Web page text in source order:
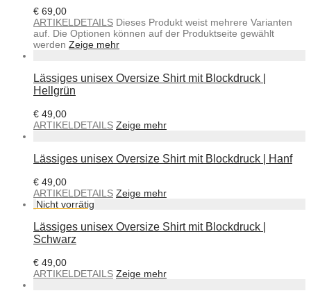
€ 69,00
ARTIKELDETAILS Dieses Produkt weist mehrere Varianten
auf. Die Optionen können auf der Produktseite gewählt
werden Zeige mehr
Lässiges unisex Oversize Shirt mit Blockdruck |
Hellgrün
€ 49,00
ARTIKELDETAILS Zeige mehr
Lässiges unisex Oversize Shirt mit Blockdruck | Hanf
€ 49,00
ARTIKELDETAILS Zeige mehr
Lässiges unisex Oversize Shirt mit Blockdruck |
Schwarz
€ 49,00
ARTIKELDETAILS Zeige mehr